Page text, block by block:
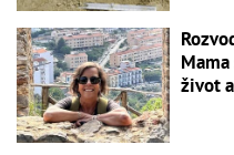
život